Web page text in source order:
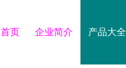
首页 企业简介 产品大全